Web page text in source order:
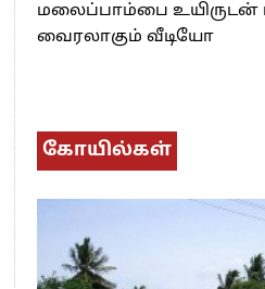
மலைப்பாம்பை உயிருடன்
வைரலாகும் வீடியோ
கோயில்கள்